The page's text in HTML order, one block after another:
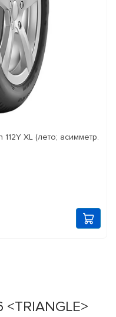
XL (лето; асимметр.